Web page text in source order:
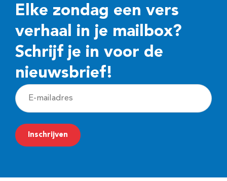
Elke zondag een vers
verhaal in je mailbox?
Schrijf je in voor de
nieuwsbrief!
E
-
m
a
Inschrijven